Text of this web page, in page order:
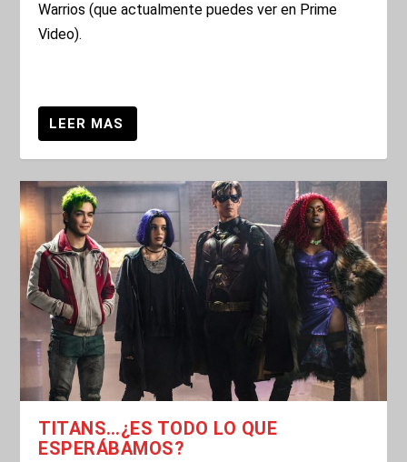
Warrios (que actualmente puedes ver en Prime
Video).
TITANS…¿ES TODO LO QUE
ESPERÁBAMOS?